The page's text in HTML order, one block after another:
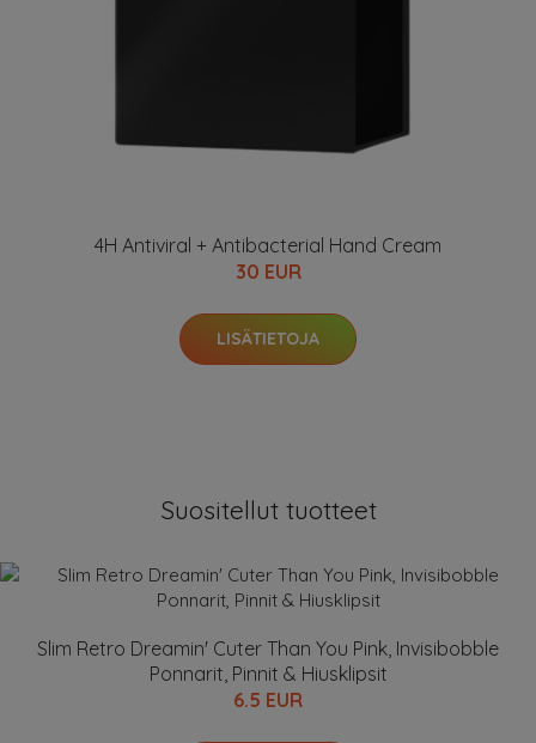
4H Antiviral + Antibacterial Hand Cream
30 EUR
LISÄTIETOJA
Suositellut tuotteet
Slim Retro Dreamin' Cuter Than You Pink, Invisibobble
Ponnarit, Pinnit & Hiusklipsit
6.5 EUR